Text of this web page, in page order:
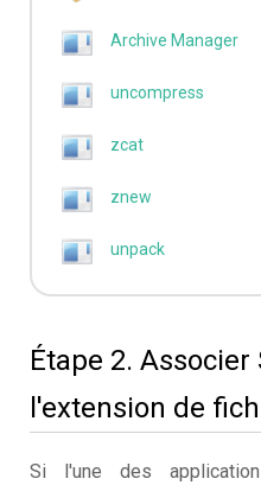
Archive Manager
uncompress
zcat
znew
unpack
Étape 2.
l'extension de
Si l'une des